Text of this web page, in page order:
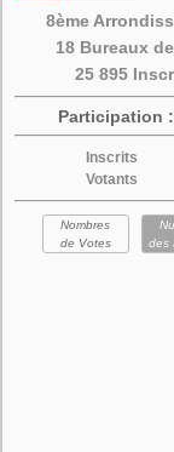
8ème
18 Bureaux
25 895
Participation
Inscrits
Votants
Nombres
de Votes
des